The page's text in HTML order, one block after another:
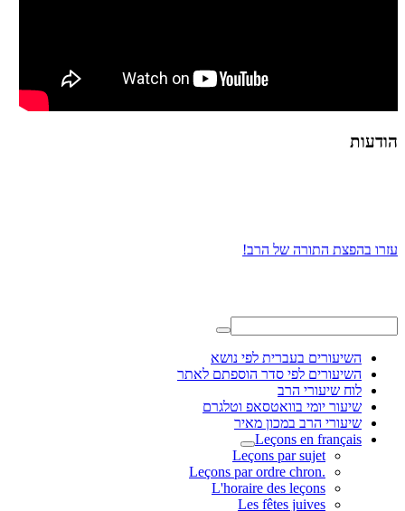
הודעות
עזרו בהפצת התורה של הרב!
השיעורים בעברית לפי נושא
השיעורים לפי סדר הוספתם לאתר
לוח שיעורי הרב
שיעור יומי בוואטסאפ וטלגרם
שיעורי הרב במכון מאיר
Leçons en français
Leçons par sujet
.Leçons par ordre chron
L'horaire des leçons
Les fêtes juives